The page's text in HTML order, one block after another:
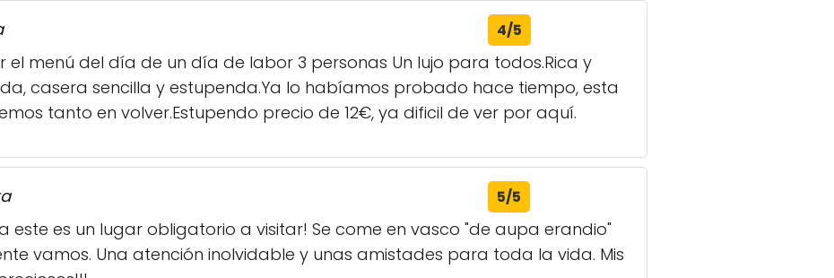
4/5
el menú del día de un día de labor 3 personas Un lujo para todos.Rica y
casera sencilla y estupenda.Ya lo habíamos probado hace tiempo, esta
tanto en volver.Estupendo precio de 12€, ya dificil de ver por aquí.
5/5
este es un lugar obligatorio a visitar! Se come en vasco "de aupa erandio"
vamos. Una atención inolvidable y unas amistades para toda la vida. Mis